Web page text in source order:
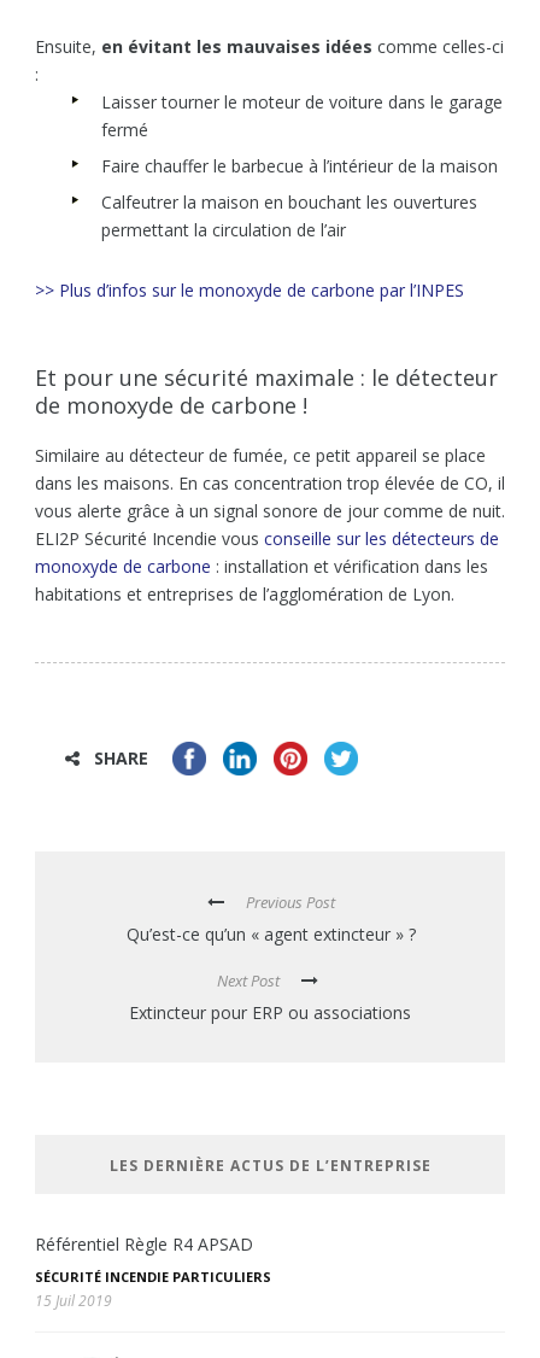
Ensuite, en évitant les mauvaises idées comme celles-ci
:
Laisser tourner le moteur de voiture dans le garage
fermé
Faire chauffer le barbecue à l’intérieur de la maison
Calfeutrer la maison en bouchant les ouvertures
permettant la circulation de l’air
>> Plus d’infos sur le monoxyde de carbone par l’INPES
Et pour une sécurité maximale : le détecteur
de monoxyde de carbone !
Similaire au détecteur de fumée, ce petit appareil se place
dans les maisons. En cas concentration trop élevée de CO, il
vous alerte grâce à un signal sonore de jour comme de nuit.
ELI2P Sécurité Incendie vous conseille sur les détecteurs de
monoxyde de carbone : installation et vérification dans les
habitations et entreprises de l’agglomération de Lyon.
SHARE
Previous Post
Qu’est-ce qu’un « agent extincteur » ?
Next Post
Extincteur pour ERP ou associations
LES DERNIÈRE ACTUS DE L’ENTREPRISE
Référentiel Règle R4 APSAD
SÉCURITÉ INCENDIE PARTICULIERS
15 Juil 2019